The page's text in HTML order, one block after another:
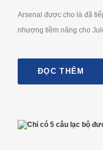
Arsenal được cho là đã
nhượng tiềm năng cho
ĐỌC THÊM